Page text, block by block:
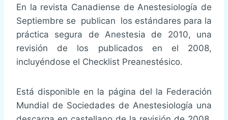
En la revista Canadiense de Anestesiología de
Septiembre se publican los estándares para la
práctica segura de Anestesia de 2010, una
revisión de los publicados en el 2008,
incluyéndose el Checklist Preanestésico.
Está disponible en la página del la Federación
Mundial de Sociedades de Anestesiología una